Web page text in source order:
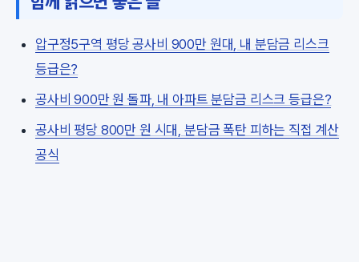
압구정5구역 평당 공사비 900만 원대, 내 분담금 리스크
등급은?
공사비 900만 원 돌파, 내 아파트 분담금 리스크 등급은?
공사비 평당 800만 원 시대, 분담금 폭탄 피하는 직접 계산
공식